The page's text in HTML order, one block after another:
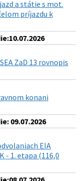
a státie s mot.
príjazdu k
ZaD 13 rovnopis
konani
09.07.2026
EIA
- 1. etapa (116,0